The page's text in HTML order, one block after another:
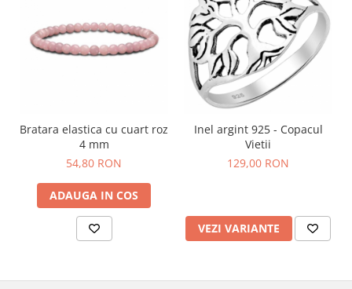
Bratara elastica cu cuart roz
4 mm
54,80 RON
ADAUGA IN COS
Inel argint 925 - Copacul
Vietii
129,00 RON
VEZI VARIANTE